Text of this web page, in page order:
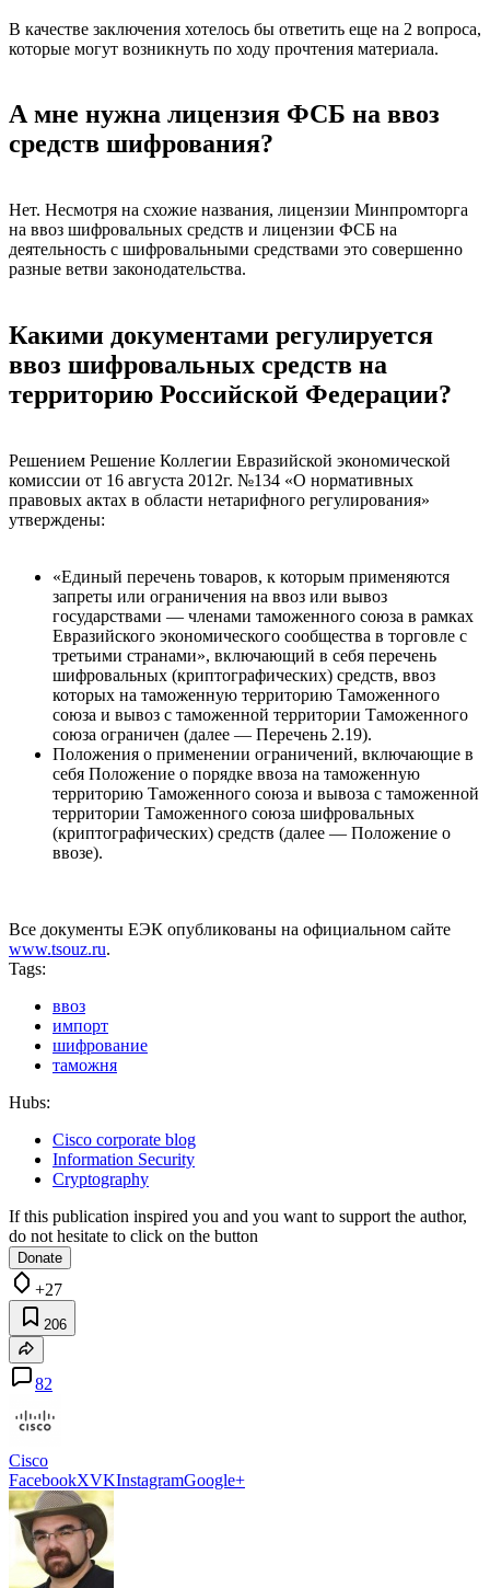
В качестве заключения хотелось бы ответить еще на 2 вопроса,
которые могут возникнуть по ходу прочтения материала.
А мне нужна лицензия ФСБ на ввоз
средств шифрования?
Нет. Несмотря на схожие названия, лицензии Минпромторга
на ввоз шифровальных средств и лицензии ФСБ на
деятельность с шифровальными средствами это совершенно
разные ветви законодательства.
Какими документами регулируется
ввоз шифровальных средств на
территорию Российской Федерации?
Решением Решение Коллегии Евразийской экономической
комиссии от 16 августа 2012г. №134 «О нормативных
правовых актах в области нетарифного регулирования»
утверждены:
«Единый перечень товаров, к которым применяются
запреты или ограничения на ввоз или вывоз
государствами — членами таможенного союза в рамках
Евразийского экономического сообщества в торговле с
третьими странами», включающий в себя перечень
шифровальных (криптографических) средств, ввоз
которых на таможенную территорию Таможенного
союза и вывоз с таможенной территории Таможенного
союза ограничен (далее — Перечень 2.19).
Положения о применении ограничений, включающие в
себя Положение о порядке ввоза на таможенную
территорию Таможенного союза и вывоза с таможенной
территории Таможенного союза шифровальных
(криптографических) средств (далее — Положение о
ввозе).
Все документы ЕЭК опубликованы на официальном сайте
www.tsouz.ru.
Tags:
ввоз
импорт
шифрование
таможня
Hubs:
Cisco corporate blog
Information Security
Cryptography
If this publication inspired you and you want to support the author,
do not hesitate to click on the button
Donate
+27
206
82
Cisco
FacebookXVKInstagramGoogle+